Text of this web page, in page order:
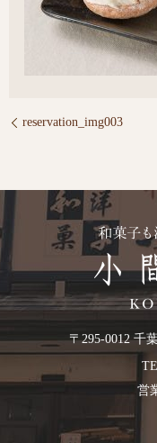
reservation_img003
〒295-0012 千
営